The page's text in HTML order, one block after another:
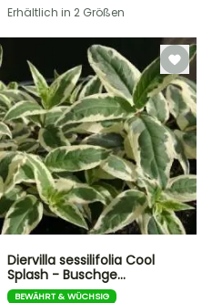
Erhältlich in 2 Größen
Diervilla sessilifolia Cool
Splash - Buschge…
BEWÄHRT & WÜCHSIG